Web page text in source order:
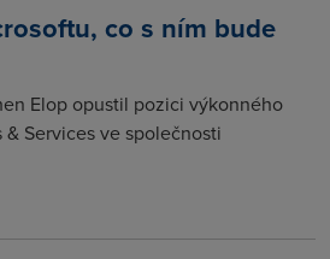
co s ním bude
Elop opustil pozici výkonného
Services ve společnosti